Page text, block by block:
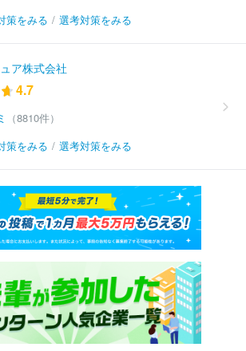
策をみる / 選考対策をみる
ア株式会社
4.7
（8810件）
策をみる / 選考対策をみる